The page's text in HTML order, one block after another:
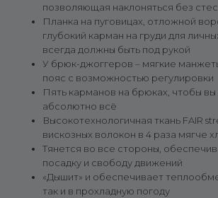
позволяющая наклоняться без
Планка на пуговицах, отложной
глубокий карман на груди для
всегда должны быть под рукой
У брюк-джоггеров – мягкие
пояс с возможностью регулировки
Пять карманов на брюках, чтобы
абсолютно всё
Высокотехнологичная ткань FAIR
вискозных волокон в 4 раза мягче
Тянется во все стороны,
посадку и свободу движений
«Дышит» и обеспечивает
так и в прохладную погоду